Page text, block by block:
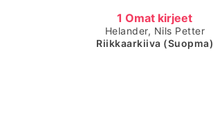
1 Omat kirjeet
Čájet dárkkes dieđuid
Helander, Nils Petter
Riikkaarkiiva (Suopma)